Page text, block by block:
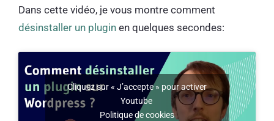
Dans cette vidéo, je vous montre comment
désinstaller un plugin en quelques secondes:
Cliquez sur « J’accepte » pour activer
Youtube
Politique de cookies